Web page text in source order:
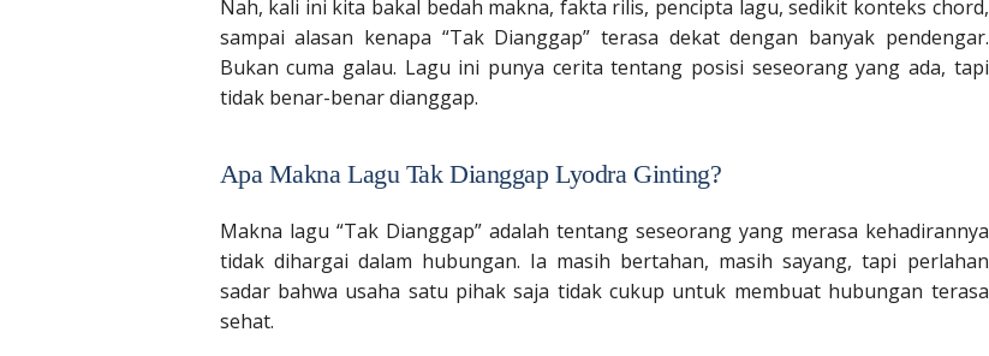
Nah, kali ini kita bakal bedah makna, fakta rilis, pencipta lagu, sedikit konteks chord,
sampai alasan kenapa “Tak Dianggap” terasa dekat dengan banyak pendengar.
Bukan cuma galau. Lagu ini punya cerita tentang posisi seseorang yang ada, tapi
tidak benar-benar dianggap.
Apa Makna Lagu Tak Dianggap Lyodra Ginting?
Makna lagu “Tak Dianggap” adalah tentang seseorang yang merasa kehadirannya
tidak dihargai dalam hubungan. Ia masih bertahan, masih sayang, tapi perlahan
sadar bahwa usaha satu pihak saja tidak cukup untuk membuat hubungan terasa
sehat.